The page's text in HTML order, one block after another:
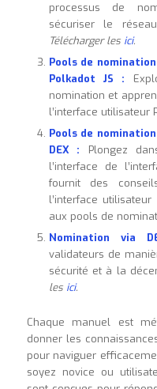
processus de
sécuriser le
Télécharger les ici.
Pools de
Polkadot JS :
nomination et
l’interface utilisateur
Pools de
DEX : Plongez
l’interface de
fournit des
l’interface
aux pools de
Nomination via
validateurs de
sécurité et à la
les ici.
Chaque manuel est
donner les
pour naviguer
soyez novice ou